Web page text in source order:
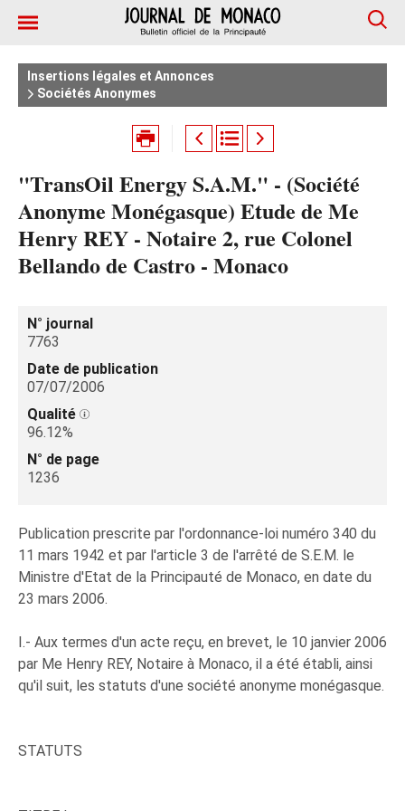
Insertions légales et Annonces
Sociétés Anonymes
"TransOil Energy S.A.M." - (Société
Anonyme Monégasque) Etude de Me
Henry REY - Notaire 2, rue Colonel
Bellando de Castro - Monaco
N° journal
7763
Date de publication
07/07/2006
Qualité
96.12%
N° de page
1236
Publication prescrite par l'ordonnance-loi numéro 340 du
11 mars 1942 et par l'article 3 de l'arrêté de S.E.M. le
Ministre d'Etat de la Principauté de Monaco, en date du
23 mars 2006.
I.- Aux termes d'un acte reçu, en brevet, le 10 janvier 2006
par Me Henry REY, Notaire à Monaco, il a été établi, ainsi
qu'il suit, les statuts d'une société anonyme monégasque.
STATUTS